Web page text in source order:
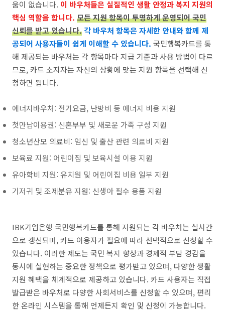
움이 없습니다. 이 바우처들은 실질적인 생활 안정과 복지 지원의
핵심 역할을 합니다. 모든 지원 항목이 투명하게 운영되어 국민
신뢰를 받고 있습니다. 각 바우처 항목은 자세한 안내와 함께 제
공되어 사용자들이 쉽게 이해할 수 있습니다. 국민행복카드를 통
해 제공되는 바우처는 각 항목마다 지급 기준과 사용 방법이 다르
므로, 카드 소지자는 자신의 상황에 맞는 지원 항목을 선택해 신
청하면 됩니다.
에너지바우처: 전기요금, 난방비 등 에너지 비용 지원
첫만남이용권: 신혼부부 및 새로운 가족 구성 지원
청소년산모 의료비: 임신 및 출산 관련 의료비 지원
보육료 지원: 어린이집 및 보육시설 이용 지원
유아학비 지원: 유치원 및 어린이집 비용 일부 지원
기저귀 및 조제분유 지원: 신생아 필수 용품 지원
IBK기업은행 국민행복카드를 통해 지원되는 각 바우처는 실시간
으로 갱신되며, 카드 이용자가 필요에 따라 선택적으로 신청할 수
있습니다. 이러한 제도는 국민 복지 향상과 경제적 부담 경감을
동시에 실현하는 중요한 정책으로 평가받고 있으며, 다양한 생활
지원 혜택을 체계적으로 제공하고 있습니다. 카드 사용자는 직접
발급받은 바우처로 다양한 사회서비스를 신청할 수 있으며, 편리
한 온라인 시스템을 통해 언제든지 확인 및 신청이 가능합니다.